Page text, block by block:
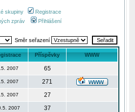
skupiny
Registrace
zpráv Přihlášení
Směr seřazení
Příspěvky WWW
2007
65
2007
271
2007
27
2007
37